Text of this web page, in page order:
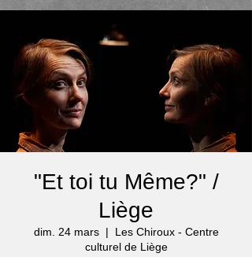
"Et toi tu Même?" /
Liège
dim. 24 mars
  |
Les Chiroux - Centre
culturel de Liège